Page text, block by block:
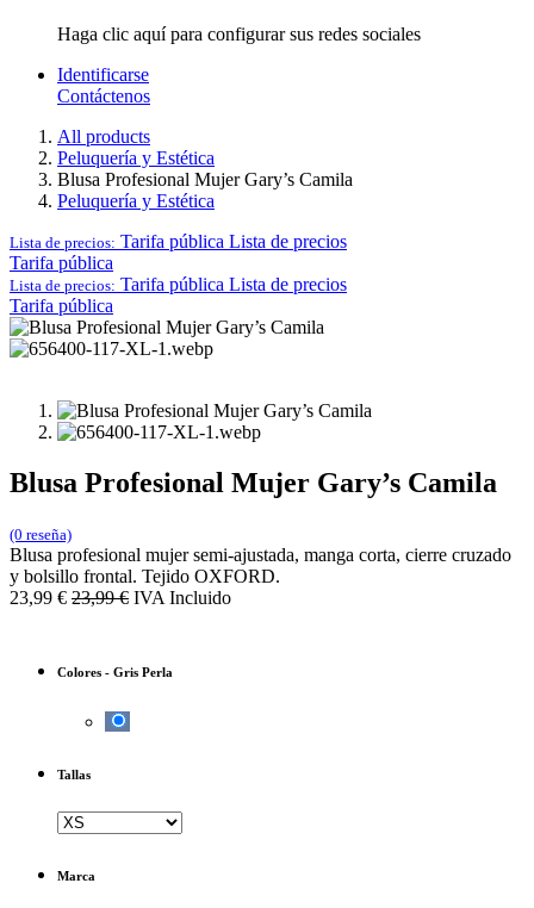
Haga clic aquí para configurar sus redes sociales
Identificarse
Contáctenos
All products
Peluquería y Estética
Blusa Profesional Mujer Gary’s Camila
Peluquería y Estética
Lista de precios: Tarifa pública Lista de precios
Tarifa pública
Lista de precios: Tarifa pública Lista de precios
Tarifa pública
Blusa Profesional Mujer Gary’s Camila
(0 reseña)
Blusa profesional mujer semi-ajustada, manga corta, cierre cruzado
y bolsillo frontal. Tejido OXFORD.
23,99 € 23,99€ IVA Incluido
Colores - Gris Perla
Tallas
Marca